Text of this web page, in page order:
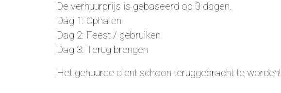
De verhuurprijs is gebaseerd op 3 dagen.
Dag 1: Ophalen
Dag 2: Feest / gebruiken
Dag 3: Terug brengen
Het gehuurde dient schoon teruggebracht te worden!